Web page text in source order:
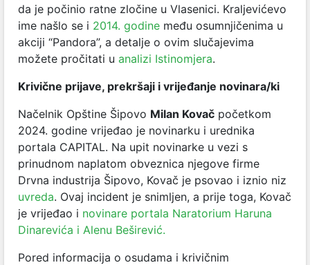
da je počinio ratne zločine u Vlasenici. Kraljevićevo
ime našlo se i 2014. godine među osumnjičenima u
akciji “Pandora”, a detalje o ovim slučajevima
možete pročitati u analizi Istinomjera.
Krivične prijave, prekršaji i vrijeđanje novinara/ki
Načelnik Opštine Šipovo Milan Kovač početkom
2024. godine vrijeđao je novinarku i urednika
portala CAPITAL. Na upit novinarke u vezi s
prinudnom naplatom obveznica njegove firme
Drvna industrija Šipovo, Kovač je psovao i iznio niz
uvreda. Ovaj incident je snimljen, a prije toga, Kovač
je vrijeđao i novinare portala Naratorium Haruna
Dinarevića i Alenu Beširević.
Pored informacija o osudama i krivičnim